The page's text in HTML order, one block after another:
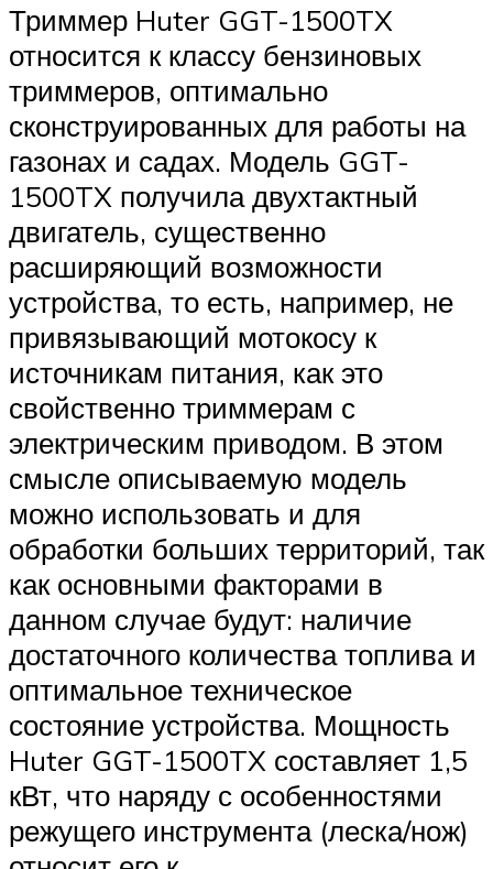
Триммер Huter GGT-1500TX
относится к классу бензиновых
триммеров, оптимально
сконструированных для работы на
газонах и садах. Модель GGT-
1500TX получила двухтактный
двигатель, существенно
расширяющий возможности
устройства, то есть, например, не
привязывающий мотокосу к
источникам питания, как это
свойственно триммерам с
электрическим приводом. В этом
смысле описываемую модель
можно использовать и для
обработки больших территорий, так
как основными факторами в
данном случае будут: наличие
достаточного количества топлива и
оптимальное техническое
состояние устройства. Мощность
Huter GGT-1500TX составляет 1,5
кВт, что наряду с особенностями
режущего инструмента (леска/нож)